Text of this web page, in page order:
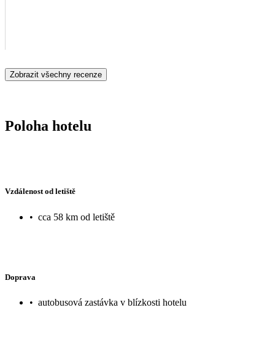
Zobrazit všechny recenze
Poloha hotelu
Vzdálenost od letiště
• cca 58 km od letiště
Doprava
• autobusová zastávka v blízkosti hotelu